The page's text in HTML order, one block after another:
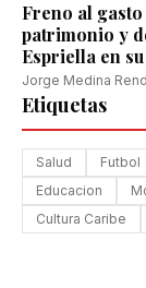
Freno al
patrimonio y
Espriella en
Jorge Medina
Etiquetas
Salud Futbol
Educacion
Cultura Caribe